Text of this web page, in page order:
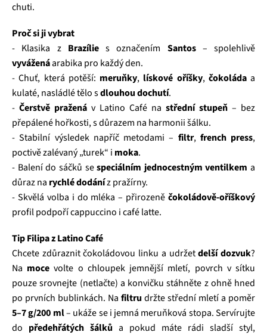
chuti.
Proč si ji vybrat
- Klasika z Brazílies označením Santos– spolehlivě
vyváženáarabika pro každý den.
- Chuť, která potěší: meruňky, lískové oříšky, čokoládaa
kulaté, nasládlé tělo sdlouhou dochutí.
- Čerstvě pražená v Latino Café na střední stupeň – bez
přepálené hořkosti, s důrazem na harmonii šálku.
- Stabilní výsledek napříč metodami – filtr, french press,
poctivě zalévaný „turek“ i moka.
- Balení do sáčků sespeciálním jednocestným ventilkem a
důraz na rychlé dodáníz pražírny.
- Skvělá volba i do mléka – přirozeně čokoládově‑oříškový
profil podpoří cappuccino i café latte.
Tip Filipa z Latino Café
Chcete zdůraznit čokoládovou linku a udržetdelší dozvuk?
Na moce volte o chloupek jemnější mletí, povrch v sítku
pouze srovnejte (netlačte) a konvičku stáhněte z ohně hned
po prvních bublinkách. Na filtru držte střední mletí a poměr
5–7 g/200 ml– ukáže se i jemná meruňková stopa. Servírujte
do předehřátých šálků a pokud máte rádi sladší styl,